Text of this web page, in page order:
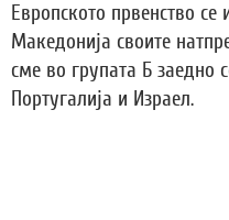
Европското првенство
Македонија своите
сме во групата Б заедно
Португалија и Израел.